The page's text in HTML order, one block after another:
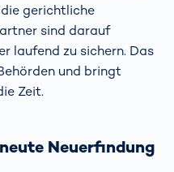
gerichtliche
sind darauf
laufend zu sichern. Das
und bringt
Zeit.
Neuerfindung